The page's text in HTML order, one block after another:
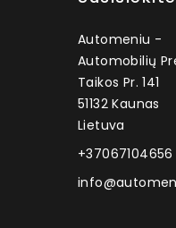
Automeniu -
Automobilių
Taikos Pr. 141
51132 Kaunas
Lietuva
+37067104656